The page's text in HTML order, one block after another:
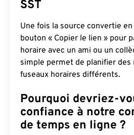
SST
Une fois la source convertie
bouton « Copier le lien » pour
horaire avec un ami ou un
simple permet de planifier des
fuseaux horaires différents.
Pourquoi devriez-
confiance à notre
de temps en ligne ?